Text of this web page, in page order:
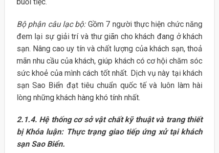
Bộ phận câu lạc bộ:Gồm 7 người thực hiện chức năng
đem lại sự giải trí và thư giãn cho khách đang ở khách
sạn. Nâng cao uy tín và chất lượng của khách sạn, thoả
mãn nhu cầu của khách, giúp khách có cơ hội chăm sóc
sức khoẻ của mình cách tốt nhất. Dịch vụ này tại khách
sạn Sao Biển đạt tiêu chuẩn quốc tế và luôn làm hài
lòng những khách hàng khó tính nhất.
2.1.4. Hệ thống cơ sở vật chất kỹ thuật và trang thiết
bị Khóa luận: Thực trạng giao tiếp ứng xử tại khách
sạn Sao Biển.